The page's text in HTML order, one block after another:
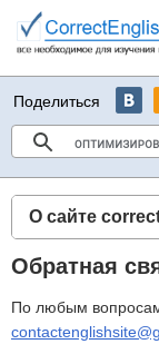
Поделиться
О сайте
Обратная
По любым